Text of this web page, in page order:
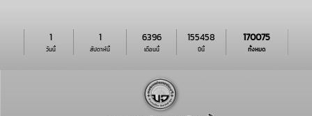
วันนี้
1
สัปดาห์นี้
1
เดือนนี้
6396
ปีนี้
155458
ทั้งหมด
170075